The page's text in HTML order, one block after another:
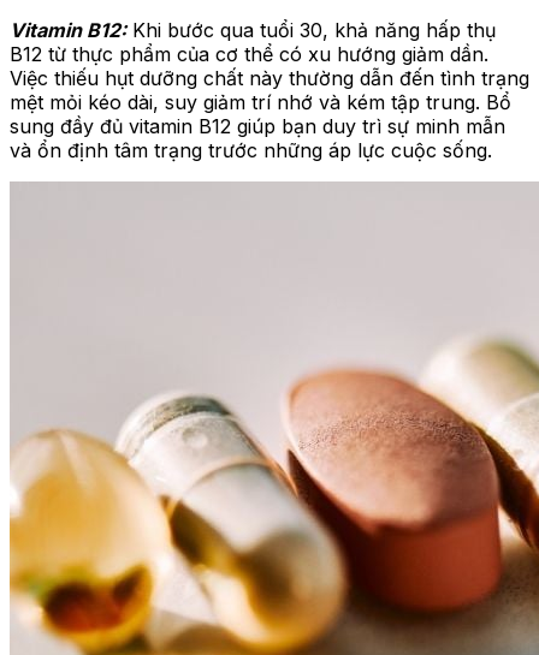
Vitamin B12:Khi bước qua tuổi 30, khả năng hấp thụ
B12 từ thực phẩm của cơ thể có xu hướng giảm dần.
Việc thiếu hụt dưỡng chất này thường dẫn đến tình trạng
mệt mỏi kéo dài, suy giảm trí nhớ và kém tập trung. Bổ
sung đầy đủ vitamin B12 giúp bạn duy trì sự minh mẫn
và ổn định tâm trạng trước những áp lực cuộc sống.